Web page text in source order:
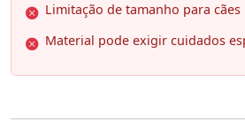
Limitação de tamanho para cães
Material pode exigir cuidados